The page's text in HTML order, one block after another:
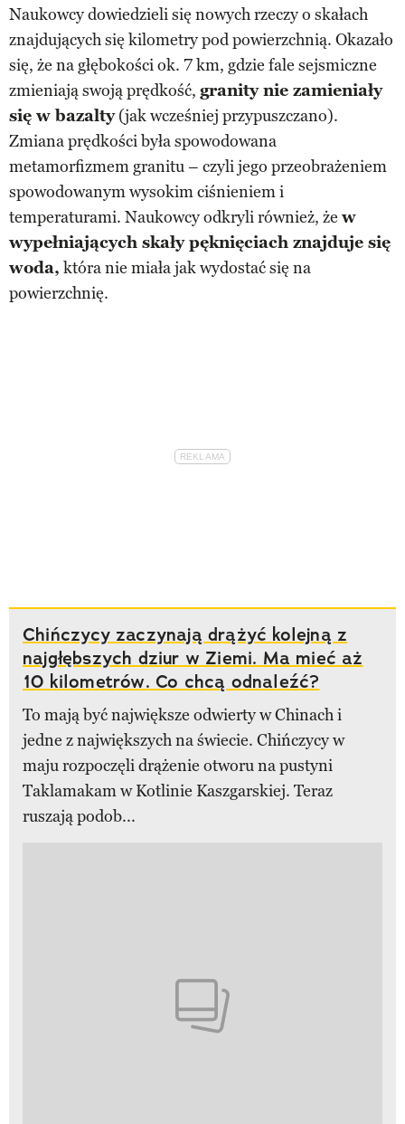
Naukowcy dowiedzieli się nowych rzeczy o skałach
znajdujących się kilometry pod powierzchnią. Okazało
się, że na głębokości ok. 7 km, gdzie fale sejsmiczne
zmieniają swoją prędkość, granity nie zamieniały
się w bazalty(jak wcześniej przypuszczano).
Zmiana prędkości była spowodowana
metamorfizmem granitu – czyli jego przeobrażeniem
spowodowanym wysokim ciśnieniem i
temperaturami. Naukowcy odkryli również, że w
wypełniających skały pęknięciach znajduje się
woda, która nie miała jak wydostać się na
powierzchnię.
Chińczycy zaczynają drążyć kolejną z
najgłębszych dziur w Ziemi. Ma mieć aż
10 kilometrów. Co chcą odnaleźć?
To mają być największe odwierty w Chinach i
jedne z największych na świecie. Chińczycy w
maju rozpoczęli drążenie otworu na pustyni
Taklamakam w Kotlinie Kaszgarskiej. Teraz
ruszają podob...